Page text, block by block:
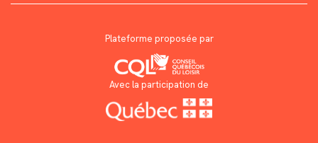
Plateforme proposée par
Avec la participation de